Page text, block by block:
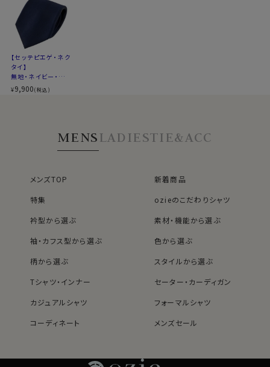
【セッテピエゲ・ネク
タイ】
無地・ネイビー・日
本製
¥9,900(税込)
MENSLADIESTIE&ACC
メンズTOP
新着商品
特集
ozieのこだわりシャツ
衿型から選ぶ
素材・機能から選ぶ
袖・カフス型から選ぶ
色から選ぶ
柄から選ぶ
スタイルから選ぶ
Tシャツ・インナー
セーター・カーディガン
カジュアルシャツ
フォーマルシャツ
コーディネート
メンズセール